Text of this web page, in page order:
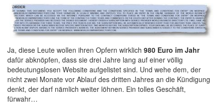
Ja, diese Leute wollen ihren Opfern wirklich 980 Euro im Jahr
dafür abknöpfen, dass sie drei Jahre lang auf einer völlig
bedeutungslosen Website aufgelistet sind. Und wehe dem, der
nicht zwei Monate vor Ablauf des dritten Jahres an die Kündigung
denkt, der darf nämlich weiter löhnen. Ein tolles Geschäft,
fürwahr…